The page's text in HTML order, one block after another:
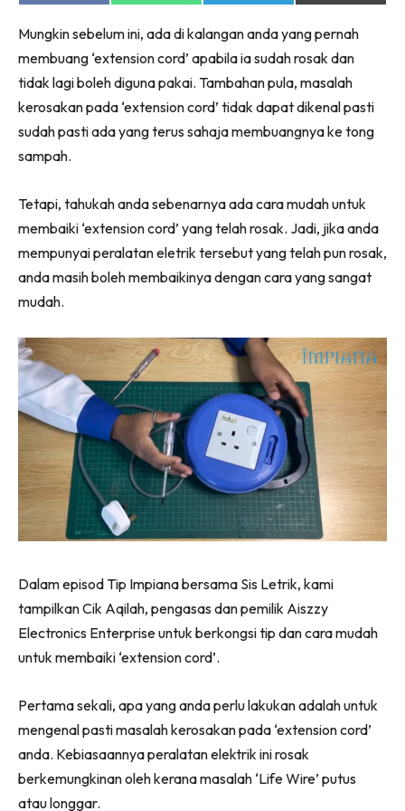
Ruang Makan
Ruang Tamu
Menarik Lagi
Casa Impiana
Impiana Makeover
Makeover Ruang Selebriti
Kafe
Hartanah
Beli Di Mana
Buat Sendiri
Ilham Impiana
Ilham Impiana 360
Ilham Impiana Inspirasi Selebriti
Impiana TV
Casa Impiana
Impiana MakeOver
Tip Laman
Hub Ideaktiv
on
on
on
on
(Twitter)
Mungkin sebelum ini, ada di kalangan anda yang pernah
membuang ‘extension cord’ apabila ia sudah rosak dan
tidak lagi boleh diguna pakai. Tambahan pula, masalah
kerosakan pada ‘extension cord’ tidak dapat dikenal pasti
sudah pasti ada yang terus sahaja membuangnya ke tong
sampah.
Tetapi, tahukah anda sebenarnya ada cara mudah untuk
membaiki ‘extension cord’ yang telah rosak. Jadi, jika anda
mempunyai peralatan eletrik tersebut yang telah pun rosak,
anda masih boleh membaikinya dengan cara yang sangat
mudah.
Dalam episod Tip Impiana bersama Sis Letrik, kami
tampilkan Cik Aqilah, pengasas dan pemilik Aiszzy
Electronics Enterprise untuk berkongsi tip dan cara mudah
untuk membaiki ‘extension cord’.
Pertama sekali, apa yang anda perlu lakukan adalah untuk
mengenal pasti masalah kerosakan pada ‘extension cord’
anda. Kebiasaannya peralatan elektrik ini rosak
berkemungkinan oleh kerana masalah ‘Life Wire’ putus
atau longgar.